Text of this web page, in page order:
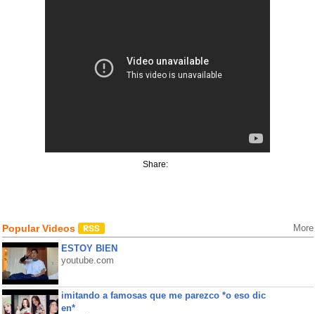
Share:
Popular Videos More
ESTOY BIEN
youtube.com
imitando a famosas que me parezco *o eso dic
en*